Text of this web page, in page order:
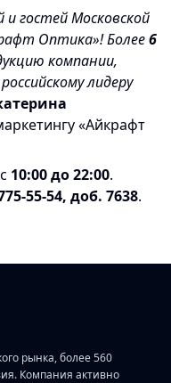
гостей Московской
Оптика»! Более6
компании,
лидеру
«Айкрафт
10:00 до 22:00.
55-54, доб. 7638.
рынка, более 560
Компания активно